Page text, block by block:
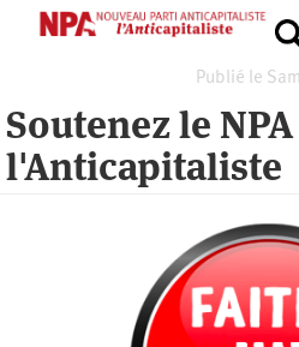
Publié le
Soutenez le NPA
l'Anticapitaliste